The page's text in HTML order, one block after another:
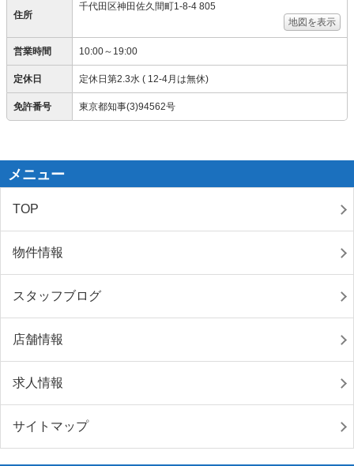
住所
千代田区神田佐久間町1-8-4 805
地図を表示
営業時間 10:00～19:00
定休日 定休日第2.3水 ( 12-4月は無休)
免許番号 東京都知事(3)94562号
メニュー
TOP
物件情報
スタッフブログ
店舗情報
求人情報
サイトマップ